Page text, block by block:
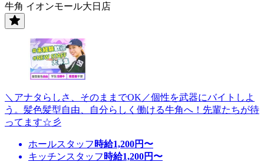
牛角 イオンモール大日店
＼アナタらしさ、そのままでOK／個性を武器にバイトしよ
う。髪色髪型自由、自分らしく働ける牛角へ！先輩たちが待
ってます☆彡
ホールスタッフ 時給1,200円〜
キッチンスタッフ 時給1,200円〜